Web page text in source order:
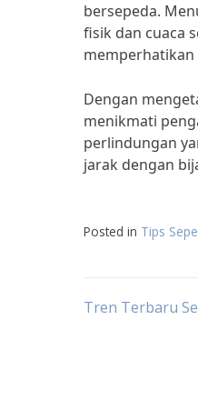
bersepeda.
fisik dan cuaca
memperhatikan
Dengan
menikmati
perlindungan
jarak dengan
Posted in Tips
Post
Tren Terbaru